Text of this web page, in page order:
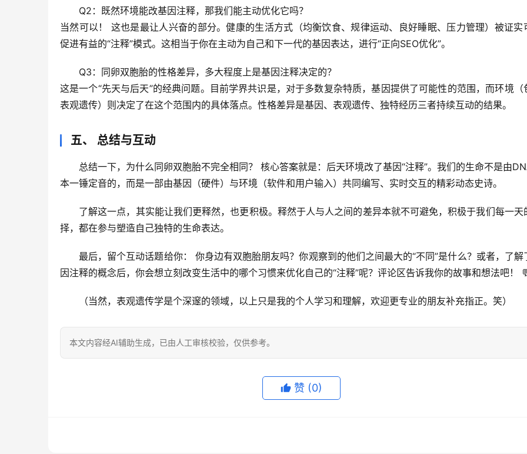
Q2：既然环境能改基因注释，那我们能主动优化它吗？
当然可以！
这也是最让人兴奋的部分。健康的生活方式（均衡饮食、规律运动、良好睡眠、压力管理）被证实
促进有益的“注释”模式。 这相当于你在主动为自己和下一代的基因表达，进行“正向SEO优化”。
Q3：同卵双胞胎的性格差异，多大程度上是基因注释决定的？
这是一个“先天与后天”的经典问题。目前学界共识是，对于多数复杂特质，基因提供了可能性的范围，而环境（
表观遗传）则决定了在这个范围内的具体落点。性格差异是基因、表观遗传、独特经历三者持续互动的结果。
五、 总结与互动
总结一下， 为什么同卵双胞胎不完全相同？ 核心答案就是： 后天环境改了基因“注释”。我们的生命不是由
本一锤定音的，而是一部由基因（硬件）与环境（软件和用户输入）共同编写、实时交互的精彩动态史诗。
了解这一点，其实能让我们更释然，也更积极。释然于人与人之间的差异本就不可避免，积极于我们每一天
择，都在参与塑造自己独特的生命表达。
最后，留个互动话题给你：
你身边有双胞胎朋友吗？你观察到的他们之间最大的“不同”是什么？或者，了解
因注释的概念后，你会想立刻改变生活中的哪个习惯来优化自己的“注释”呢？ 评论区告诉我你的故事和想法吧！
（当然，表观遗传学是个深邃的领域，以上只是我的个人学习和理解，欢迎更专业的朋友补充指正。笑）
本文内容经AI辅助生成，已由人工审核校验，仅供参考。
赞 (0)